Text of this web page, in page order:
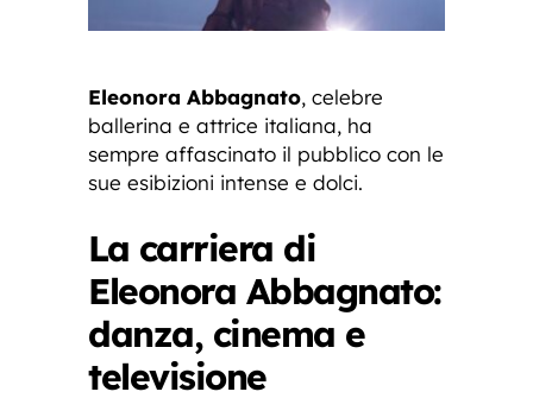
Eleonora Abbagnato, celebre
ballerina e attrice italiana, ha
sempre affascinato il pubblico con le
sue esibizioni intense e dolci.
La carriera di
Eleonora Abbagnato:
danza, cinema e
televisione